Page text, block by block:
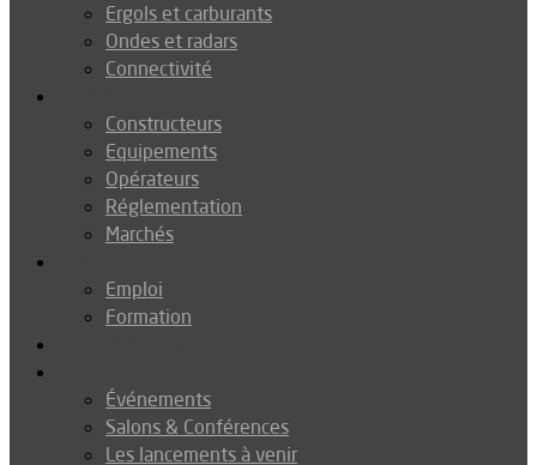
Ergols et carburants
Ondes et radars
Connectivité
Constructeurs
Equipements
Opérateurs
Réglementation
Marchés
Emploi
Formation
Événements
Salons & Conférences
Les lancements à venir